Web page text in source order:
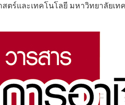
ตร์และเทคโนโลยี มหาวิทยาลัย